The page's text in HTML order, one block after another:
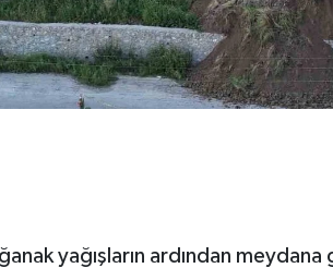
yağışların ardından